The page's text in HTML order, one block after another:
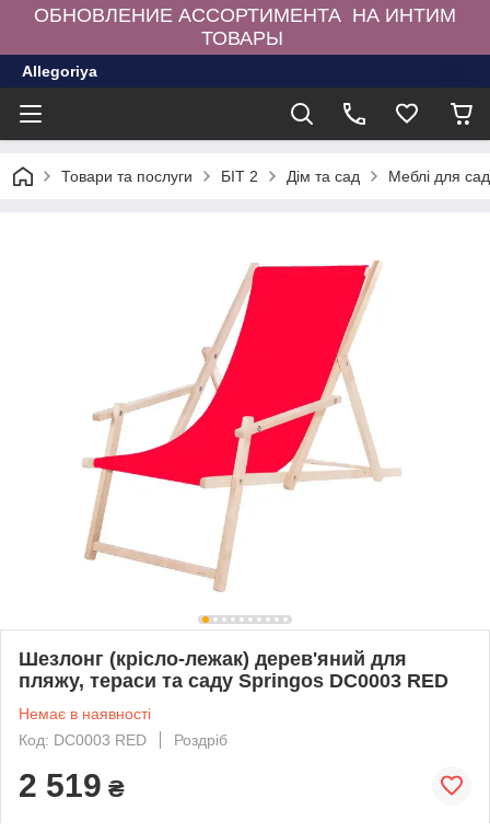
ОБНОВЛЕНИЕ АССОРТИМЕНТА НА ИНТИМ
ТОВАРЫ
Allegoriya
Товари та послуги БІТ 2 Дім та сад Меблі для
Шезлонг (крісло-лежак) дерев'яний для
пляжу, тераси та саду Springos DC0003 RED
Немає в наявності
Код: DC0003 RED
Роздріб
2 519 ₴